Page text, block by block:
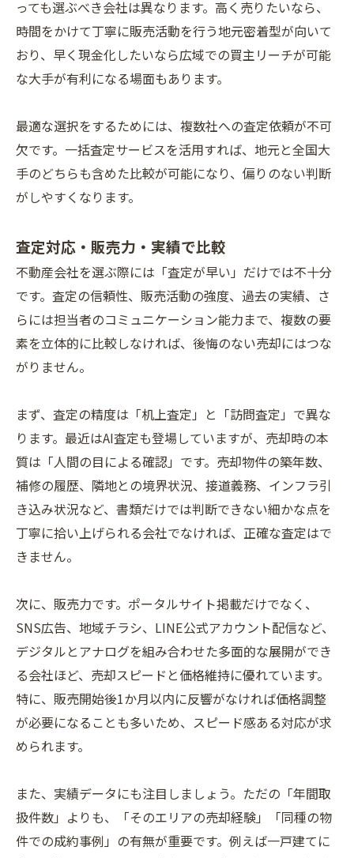
っても選ぶべき会社は異なります。高く売りたいなら、
時間をかけて丁寧に販売活動を行う地元密着型が向いて
おり、早く現金化したいなら広域での買主リーチが可能
な大手が有利になる場面もあります。
最適な選択をするためには、複数社への査定依頼が不可
欠です。一括査定サービスを活用すれば、地元と全国大
手のどちらも含めた比較が可能になり、偏りのない判断
がしやすくなります。
査定対応・販売力・実績で比較
不動産会社を選ぶ際には「査定が早い」だけでは不十分
です。査定の信頼性、販売活動の強度、過去の実績、さ
らには担当者のコミュニケーション能力まで、複数の要
素を立体的に比較しなければ、後悔のない売却にはつな
がりません。
まず、査定の精度は「机上査定」と「訪問査定」で異な
ります。最近はAI査定も登場していますが、売却時の本
質は「人間の目による確認」です。売却物件の築年数、
補修の履歴、隣地との境界状況、接道義務、インフラ引
き込み状況など、書類だけでは判断できない細かな点を
丁寧に拾い上げられる会社でなければ、正確な査定はで
きません。
次に、販売力です。ポータルサイト掲載だけでなく、
SNS広告、地域チラシ、LINE公式アカウント配信など、
デジタルとアナログを組み合わせた多面的な展開ができ
る会社ほど、売却スピードと価格維持に優れています。
特に、販売開始後1か月以内に反響がなければ価格調整
が必要になることも多いため、スピード感ある対応が求
められます。
また、実績データにも注目しましょう。ただの「年間取
扱件数」よりも、「そのエリアの売却経験」「同種の物
件での成約事例」の有無が重要です。例えば一戸建てに